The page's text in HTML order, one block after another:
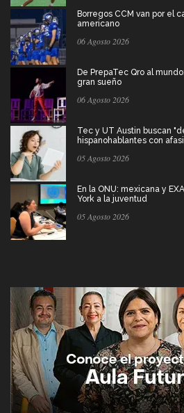
Borregos CCM van por el
americano
06 Agosto 2026
De PrepaTec Qro al
gran sueño
06 Agosto 2026
Tec y UT Austin buscan
hispanohablantes con
05 Agosto 2026
En la ONU: mexicana y
York a la juventud
05 Agosto 2026